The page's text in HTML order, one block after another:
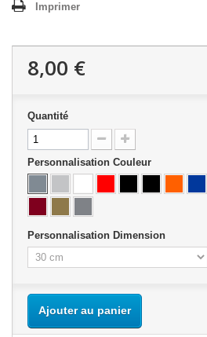
Imprimer
8,00 €
Quantité
Personnalisation Couleur
Personnalisation Dimension
Ajouter au panier